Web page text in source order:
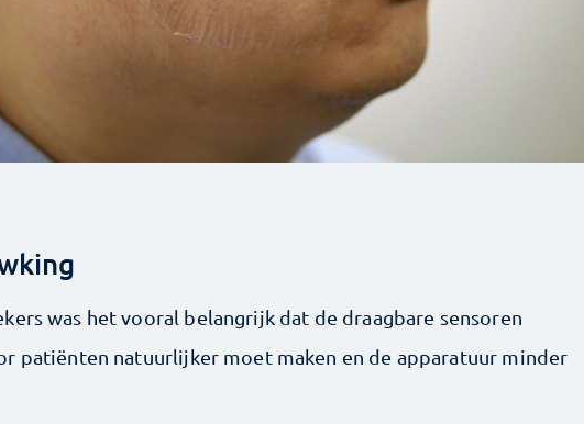
was het vooral belangrijk dat de draagbare sensoren
patiënten natuurlijker moet maken en de apparatuur minder